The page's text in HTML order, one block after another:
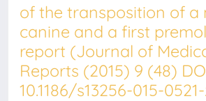
of the transposition of a
canine and a first
report (Journal of
Reports (2015) 9 (48)
10.1186/s13256-015-